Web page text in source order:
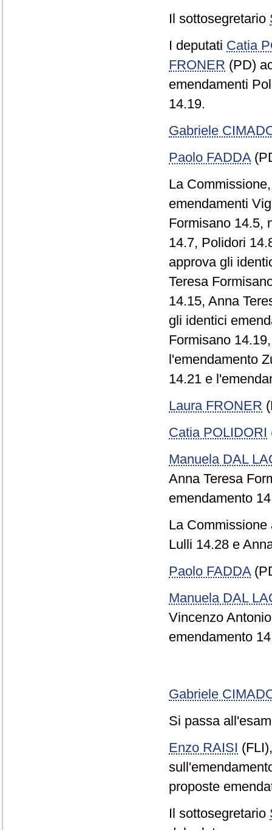
Il sottosegretario
I deputati Catia
FRONER (PD)
emendamenti
14.19.
Gabriele
Paolo FADDA
La
emendamenti
Formisano 14.5,
14.7, Polidori
approva gli
Teresa
14.15, Anna
gli identici
Formisano
l'emendamento
14.21 e
Laura FRONER
Catia POLIDORI
Manuela DAL
Anna Teresa
emendamento
La
Lulli 14.28 e
Paolo FADDA
Manuela DAL
Vincenzo
emendamento
Gabriele
Si passa
Enzo RAISI
proposte
Il sottosegretario